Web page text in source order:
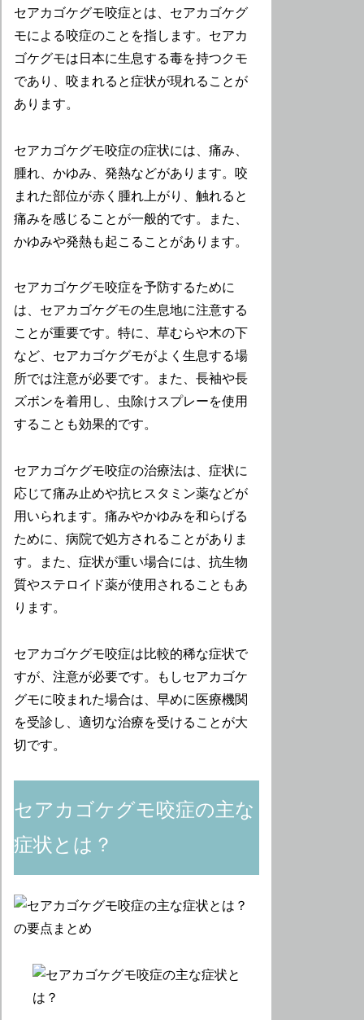
セアカゴケグモ咬症とは、セアカゴケグ
モによる咬症のことを指します。セアカ
ゴケグモは日本に生息する毒を持つクモ
であり、咬まれると症状が現れることが
あります。
セアカゴケグモ咬症の症状には、痛み、
腫れ、かゆみ、発熱などがあります。咬
まれた部位が赤く腫れ上がり、触れると
痛みを感じることが一般的です。また、
かゆみや発熱も起こることがあります。
セアカゴケグモ咬症を予防するために
は、セアカゴケグモの生息地に注意する
ことが重要です。特に、草むらや木の下
など、セアカゴケグモがよく生息する場
所では注意が必要です。また、長袖や長
ズボンを着用し、虫除けスプレーを使用
することも効果的です。
セアカゴケグモ咬症の治療法は、症状に
応じて痛み止めや抗ヒスタミン薬などが
用いられます。痛みやかゆみを和らげる
ために、病院で処方されることがありま
す。また、症状が重い場合には、抗生物
質やステロイド薬が使用されることもあ
ります。
セアカゴケグモ咬症は比較的稀な症状で
すが、注意が必要です。もしセアカゴケ
グモに咬まれた場合は、早めに医療機関
を受診し、適切な治療を受けることが大
切です。
セアカゴケグモ咬症の主な
症状とは？